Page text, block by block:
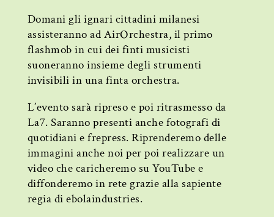
Domani gli ignari cittadini milanesi
assisteranno ad AirOrchestra, il primo
flashmob in cui dei finti musicisti
suoneranno insieme degli strumenti
invisibili in una finta orchestra.
L’evento sarà ripreso e poi ritrasmesso da
La7. Saranno presenti anche fotografi di
quotidiani e frepress. Riprenderemo delle
immagini anche noi per poi realizzare un
video che caricheremo su YouTube e
diffonderemo in rete grazie alla sapiente
regia di ebolaindustries.